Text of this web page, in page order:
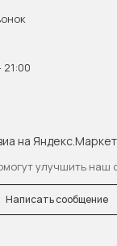
улучшить наш
Написать сообщение